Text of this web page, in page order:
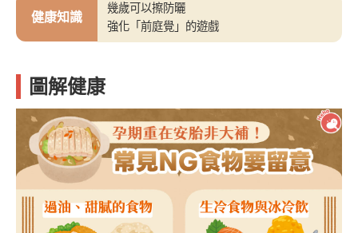
健康知識
幾歲可以擦防曬
強化「前庭覺」的遊戲
圖解健康